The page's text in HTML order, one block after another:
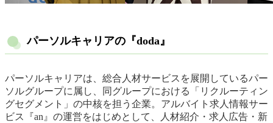
パーソルキャリアの『doda』
パーソルキャリアは、総合人材サービスを展開しているパー
ソルグループに属し、同グループにおける「リクルーティン
グセグメント」の中核を担う企業。アルバイト求人情報サー
ビス『an』の運営をはじめとして、人材紹介・求人広告・新